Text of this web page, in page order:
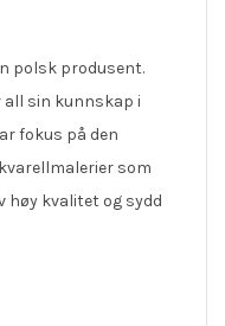
polsk produsent.
all sin kunnskap i
fokus på den
som
høy kvalitet og sydd